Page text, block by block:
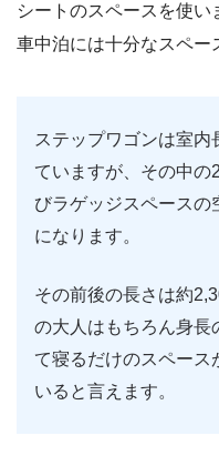
シートのスペースを使
車中泊には十分なスペー
ステップワゴンは室内
ていますが、その中の
びラゲッジスペースの
になります。
その前後の長さは約
の大人はもちろん身長
て寝るだけのスペース
いると言えます。